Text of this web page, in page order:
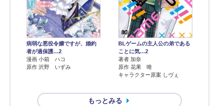
病弱な悪役令嬢ですが、婚約
者が過保護…2
漫画 小箱 ハコ
原作 沢野 いずみ
BLゲームの主人公の弟である
ことに気…2
著者 加奈
原作 花果 唯
キャラクター原案 しヴぇ
もっとみる